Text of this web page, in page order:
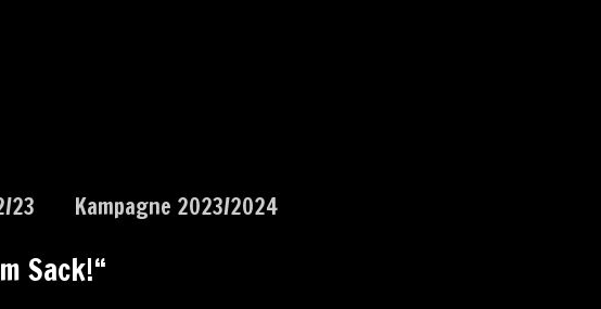
23
Kampagne 2023/2024
Sack!“